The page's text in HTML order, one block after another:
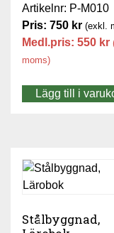
Artikelnr: P-M010
Pris: 750 kr (exkl.
Medl.pris: 550 kr
moms)
Lägg till i
Stålbyggnad,